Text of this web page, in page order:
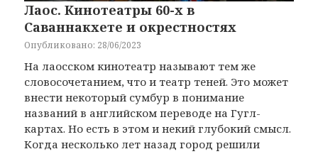
Лаос. Кинотеатры 60-х в
Саваннакхете и окрестностях
Опубликовано: 28/06/2023
На лаосском кинотеатр называют тем же
словосочетанием, что и театр теней. Это может
внести некоторый сумбур в понимание
названий в английском переводе на Гугл-
картах. Но есть в этом и некий глубокий смысл.
Когда несколько лет назад город решили